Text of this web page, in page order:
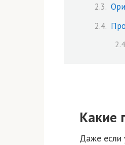
Какие
Даже если